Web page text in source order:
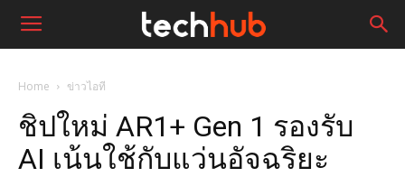
Home ข่าวไอที
ชิปใหม่ AR1+ Gen 1 รองรับ
AI เน้นใช้กับแว่นอัจฉริยะ